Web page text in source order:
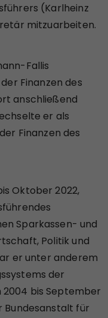
(Karlheinz
mitzuarbeiten.
Fallis
Finanzen des
anschließend
er als
Finanzen des
Oktober 2022,
Sparkassen- und
Politik und
er unter anderem
der
bis September
Bundesanstalt für